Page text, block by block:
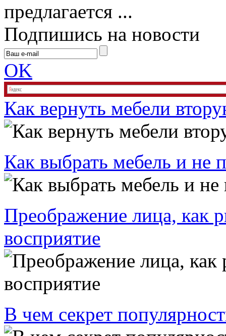
предлагается ...
Подпишись на новости
OK
Как вернуть мебели
Как выбрать мебель и не
Преображение лица, как
восприятие
В чем секрет